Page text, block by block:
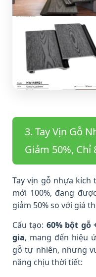
3. Tay Vịn Gỗ
Giảm 50%, Chỉ
Tay vịn gỗ nhựa kích
mới 100%, đang
giảm 50% so với giá
Cấu tạo: 60% bột gỗ
gia, mang đến hiệu
gỗ tự nhiên, nhưng
năng chịu thời tiết: